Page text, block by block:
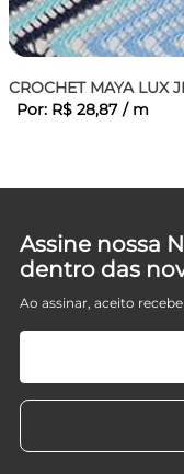
CROCHET MAYA LUX
Por: R$ 28,87 / m
Assine nossa
dentro das
Ao assinar, aceito